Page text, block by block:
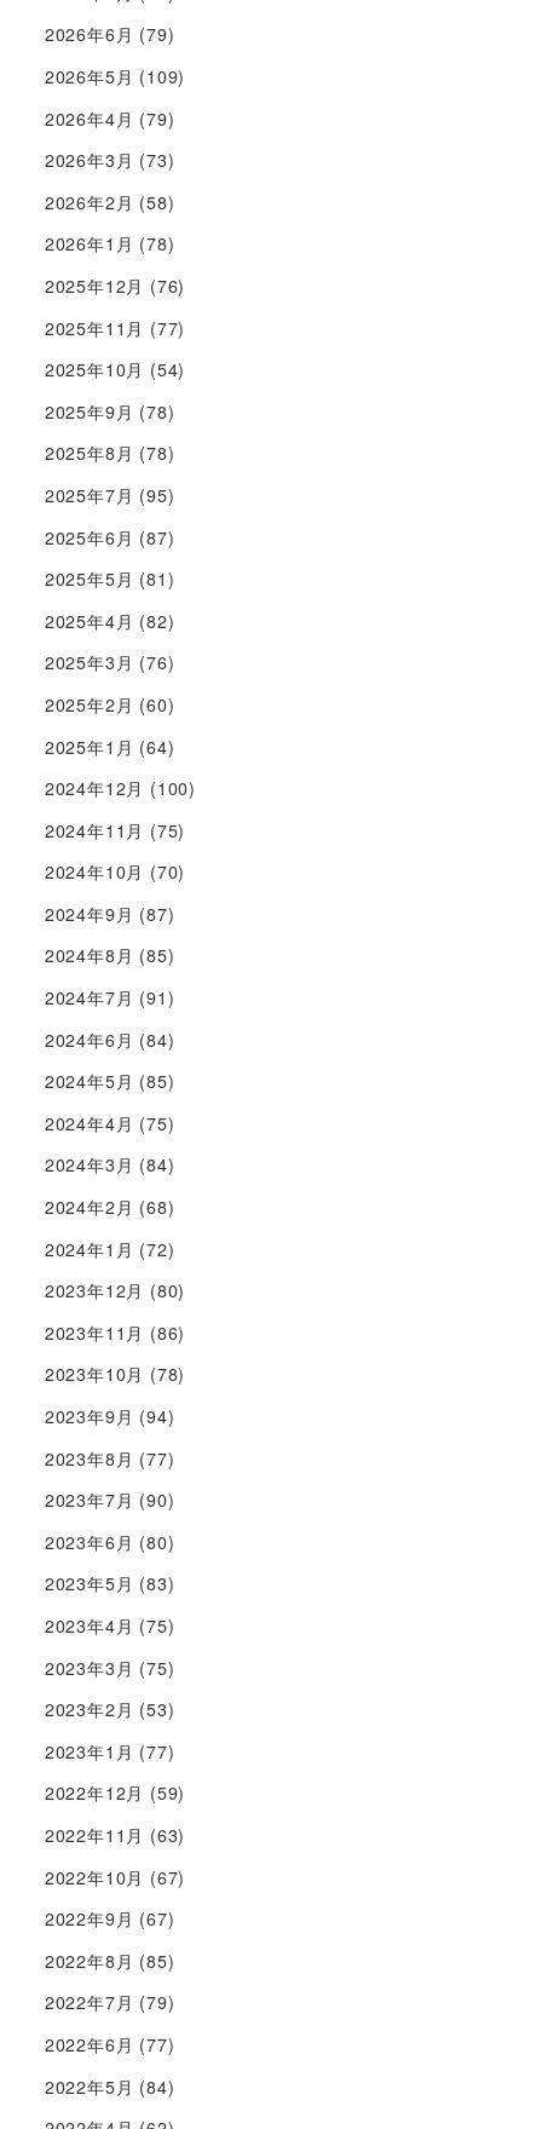
2026年6月 (79)
2026年5月 (109)
2026年4月 (79)
2026年3月 (73)
2026年2月 (58)
2026年1月 (78)
2025年12月 (76)
2025年11月 (77)
2025年10月 (54)
2025年9月 (78)
2025年8月 (78)
2025年7月 (95)
2025年6月 (87)
2025年5月 (81)
2025年4月 (82)
2025年3月 (76)
2025年2月 (60)
2025年1月 (64)
2024年12月 (100)
2024年11月 (75)
2024年10月 (70)
2024年9月 (87)
2024年8月 (85)
2024年7月 (91)
2024年6月 (84)
2024年5月 (85)
2024年4月 (75)
2024年3月 (84)
2024年2月 (68)
2024年1月 (72)
2023年12月 (80)
2023年11月 (86)
2023年10月 (78)
2023年9月 (94)
2023年8月 (77)
2023年7月 (90)
2023年6月 (80)
2023年5月 (83)
2023年4月 (75)
2023年3月 (75)
2023年2月 (53)
2023年1月 (77)
2022年12月 (59)
2022年11月 (63)
2022年10月 (67)
2022年9月 (67)
2022年8月 (85)
2022年7月 (79)
2022年6月 (77)
2022年5月 (84)